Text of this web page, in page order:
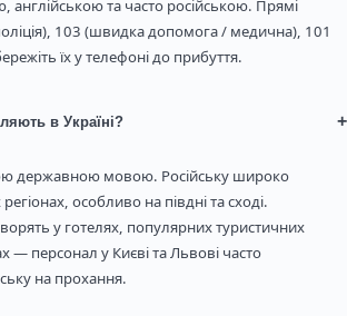
англійською та часто російською. Прямі
103 (швидка допомога / медична), 101
їх у телефоні до прибуття.
в Україні? +
державною мовою. Російську широко
особливо на півдні та сході.
у готелях, популярних туристичних
— персонал у Києві та Львові часто
на прохання.